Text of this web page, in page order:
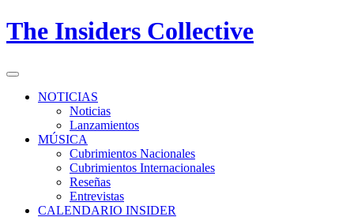
Skip
to
The Insiders Collective
Primary
NOTICIAS
Noticias
Lanzamientos
MÚSICA
Cubrimientos Nacionales
Cubrimientos Internacionales
Reseñas
Entrevistas
CALENDARIO INSIDER